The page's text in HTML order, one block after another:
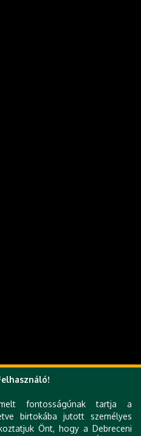
fontosságúnak tartja a
birtokába jutott személyes
Önt, hogy a Debreceni